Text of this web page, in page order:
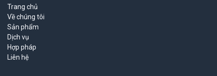
Trang chủ
Về chúng tôi
Sản phẩm
Dịch vụ
Hợp pháp
Liên hệ